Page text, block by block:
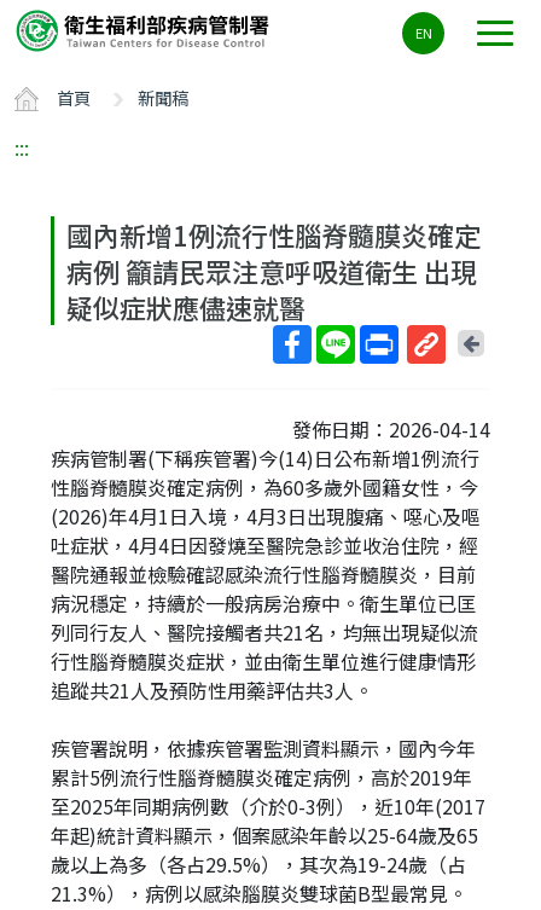
要
容
ALT+C
EN
首頁 新聞稿
:::
國內新增1例流行性腦脊髓膜炎確定
病例 籲請民眾注意呼吸道衛生 出現
疑似症狀應儘速就醫
短
網
址
回
頁
發佈日期：2026-04-14
疾病管制署(下稱疾管署)今(14)日公布新增1例流行
性腦脊髓膜炎確定病例，為60多歲外國籍女性，今
(2026)年4月1日入境，4月3日出現腹痛、噁心及嘔
吐症狀，4月4日因發燒至醫院急診並收治住院，經
醫院通報並檢驗確認感染流行性腦脊髓膜炎，目前
病況穩定，持續於一般病房治療中。衛生單位已匡
列同行友人、醫院接觸者共21名，均無出現疑似流
行性腦脊髓膜炎症狀，並由衛生單位進行健康情形
追蹤共21人及預防性用藥評估共3人。
疾管署說明，依據疾管署監測資料顯示，國內今年
累計5例流行性腦脊髓膜炎確定病例，高於2019年
至2025年同期病例數（介於0-3例），近10年(2017
年起)統計資料顯示，個案感染年齡以25-64歲及65
歲以上為多（各占29.5%），其次為19-24歲（占
21.3%），病例以感染腦膜炎雙球菌B型最常見。